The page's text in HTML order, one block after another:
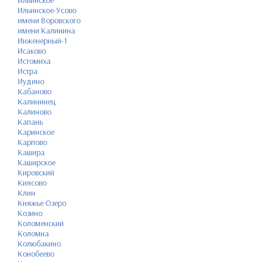
Ильинское-Усово
имени Воровского
имени Калинина
Инженерный-1
Исаково
Истомиха
Истра
Иудино
Кабаново
Калининец
Калиново
Капань
Каринское
Карпово
Кашира
Каширское
Кировский
Киясово
Клин
Княжье Озеро
Козино
Коломенский
Коломна
Колюбакино
Конобеево